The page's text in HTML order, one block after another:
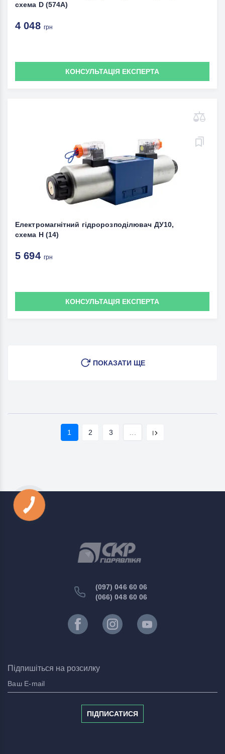
схема D (574A)
4 048 грн
КОНСУЛЬТАЦІЯ ЕКСПЕРТА
Електромагнітний гідророзподілювач ДУ10,
схема Н (14)
5 694 грн
КОНСУЛЬТАЦІЯ ЕКСПЕРТА
ПОКАЗАТИ ЩЕ
1 2 3
(097) 046 60 06
(066) 048 60 06
Підпишіться на розсилку
ПІДПИСАТИСЯ